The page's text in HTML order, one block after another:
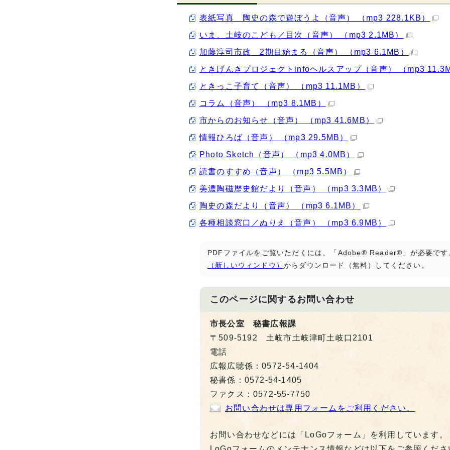
表紙写真 陶史の森で遊ぼうよ（音声） （mp3 228.1KB）
いま、土岐のこども／目次（音声） （mp3 2.1MB）
加藤淳司市政 2期目始まる（音声） （mp3 6.1MB）
ときげんきプロジェクトinfoヘルスアップ（音声） （mp3
ときっこ子育て（音声） （mp3 11.1MB）
コラム（音声） （mp3 8.1MB）
市からのお知らせ（音声） （mp3 41.6MB）
情報ひろば（音声） （mp3 29.5MB）
Photo Sketch（音声） （mp3 4.0MB）
読書のすすめ（音声） （mp3 5.5MB）
美濃陶磁歴史館だより（音声） （mp3 3.3MB）
陶史の森だより（音声） （mp3 6.1MB）
各種相談窓口／ぬりえ（音声） （mp3 6.9MB）
PDFファイルをご覧いただくには、「Adobe® Reader®」が必要です
（新しいウィンドウ） からダウンロード（無料）してください。
このページに関するお問い合わせ
市長公室 秘書広報課
〒509-5192 土岐市土岐津町土岐口2101
電話
広報広聴係：0572-54-1404
秘書係：0572-54-1405
ファクス：0572-55-7750
お問い合わせは専用フォームをご利用ください。
お問い合わせなどには「LoGoフォーム」を利用しています。